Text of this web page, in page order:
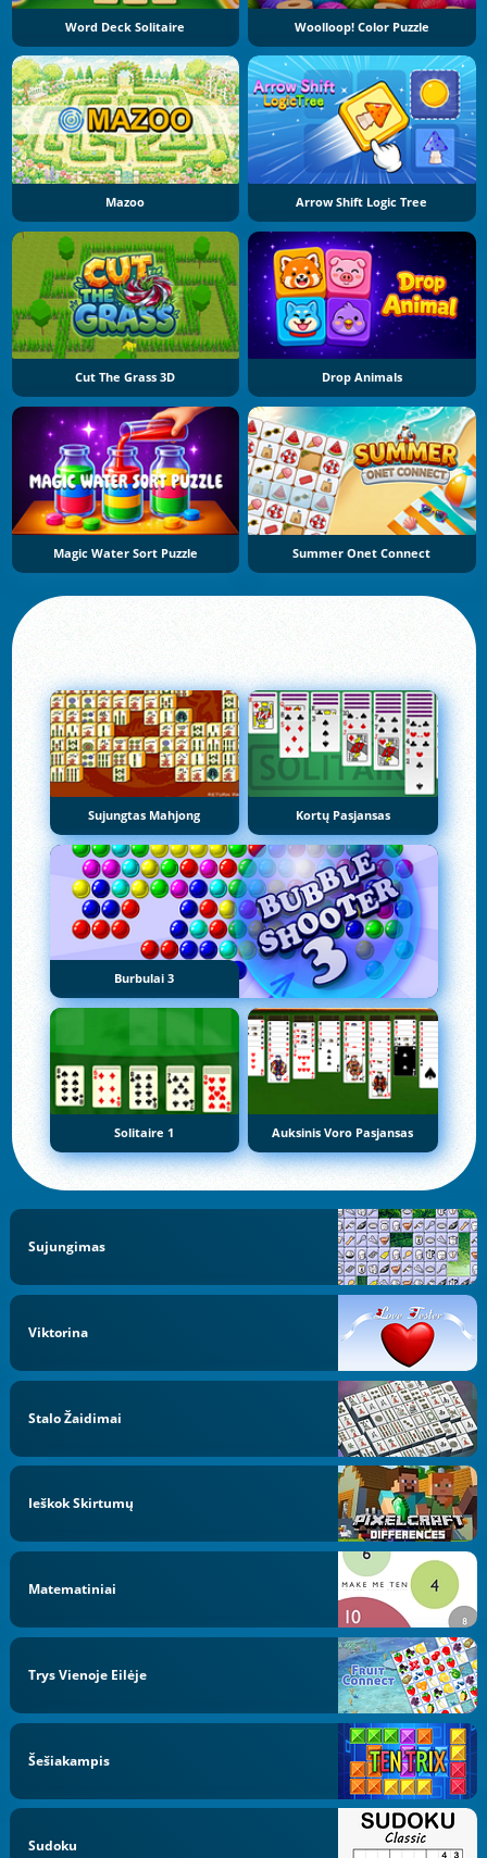
Word Deck Solitaire Woolloop! Color Puzzle
Mazoo Arrow Shift Logic Tree
Cut The Grass 3D Drop Animals
Magic Water Sort Puzzle Summer Onet Connect
Sujungtas Mahjong Kortų Pasjansas
Burbulai 3
Solitaire 1 Auksinis Voro Pasjansas
Sujungimas
Viktorina
Stalo Žaidimai
Ieškok Skirtumų
Matematiniai
Trys Vienoje Eilėje
Šešiakampis
Sudoku